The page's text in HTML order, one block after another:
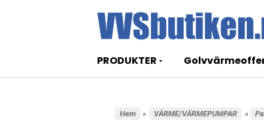
PRODUKTER
Hem » VÄRME/VÄRMEPUMPAR »